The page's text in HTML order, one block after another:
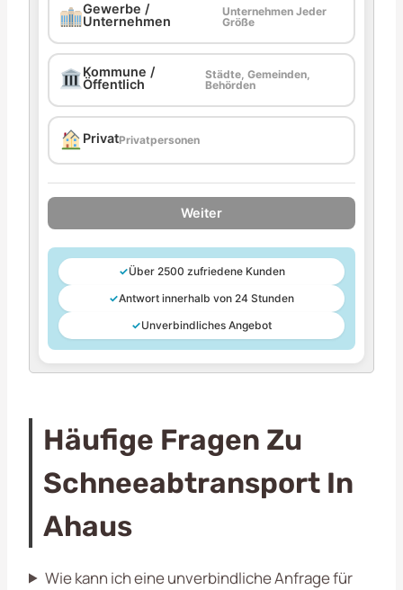
Gewerbe /
Unternehmen
Unternehmen Jeder
Größe
Kommune /
Öffentlich
Städte, Gemeinden,
Behörden
PrivatPrivatpersonen
Weiter
✓Über 2500 zufriedene Kunden
✓Antwort innerhalb von 24 Stunden
✓Unverbindliches Angebot
Häufige Fragen Zu
Schneeabtransport In
Ahaus
Wie kann ich eine unverbindliche Anfrage für